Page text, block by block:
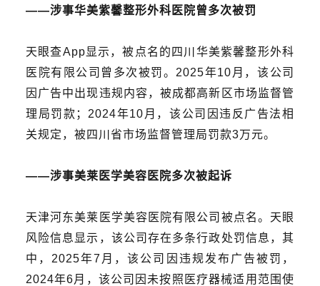
——涉事华美紫馨整形外科医院曾多次被罚
天眼查App显示，被点名的 四川华美紫馨整形外科
医院有限公司 曾多次被罚。 2025年10月，该 公司
因广告中出现违规内容，被成都高新区市场监督管
理局罚款； 2024年10 月，该公司因违反广告法相
关规定，被四川省市场监督管理局罚款3万元。
——涉事美莱医学美容医院多次被起诉
天津河东美莱医学美容医院有限公司被点名。天眼
风险信息显示，该公司存在多条行政处罚信息，其
中，2025年7月，该公司因违规发布广告被罚，
2024年6月，该公司因未按照医疗器械适用范围使